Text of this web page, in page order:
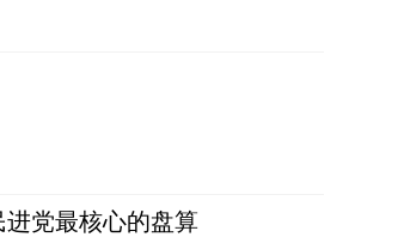
进党最核心的盘算